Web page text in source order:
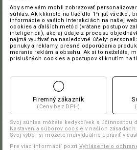
Aby sme vám mohli zobrazovať
súhlas. Ak kliknete na tlačidlo 'Prijať všetko',
informácie o vašich interakciách na našej
cookies a ďalších metód (vrátane postupov
inteligencii), ako aj údaje z procesu
najmä využívať na nasledovné účely:
ponuky a reklamy, presné odporúčania
meranie reklám a obsahu. Ak si to neželáte,
príslušných cookies a postupov kliknutím na
Firemný zákazník
(Ceny bez DPH)
Svoj súhlas môžete kedykoľvek s účinnosťou
Nastavenia súborov cookie v našich
Svoj výber si môžete individuálne upraviť v
Pre viac informácií pozri Vyhlásenie o